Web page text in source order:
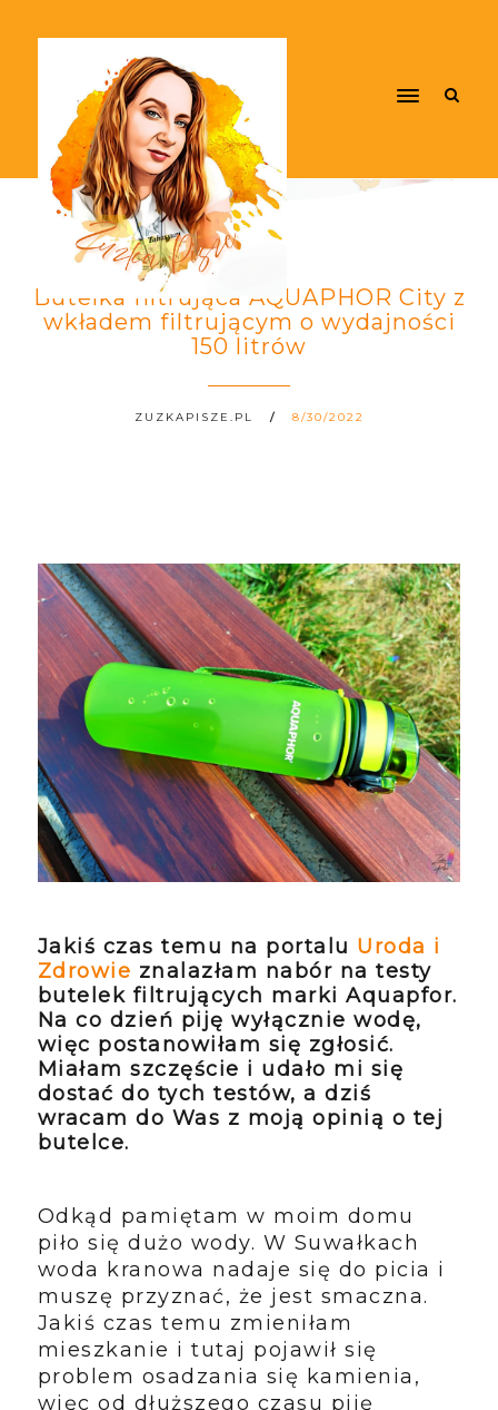
Butelka filtrująca AQUAPHOR City z
wkładem filtrującym o wydajności
150 litrów
ZUZKAPISZE.PL 8/30/2022
Jakiś czas temu na portalu Uroda i
Zdrowie znalazłam nabór na testy
butelek filtrujących marki Aquapfor.
Na co dzień piję wyłącznie wodę,
więc postanowiłam się zgłosić.
Miałam szczęście i udało mi się
dostać do tych testów, a dziś
wracam do Was z moją opinią o tej
butelce.
Odkąd pamiętam w moim domu
piło się dużo wody. W Suwałkach
woda kranowa nadaje się do picia i
muszę przyznać, że jest smaczna.
Jakiś czas temu zmieniłam
mieszkanie i tutaj pojawił się
problem osadzania się kamienia,
więc od dłuższego czasu piję